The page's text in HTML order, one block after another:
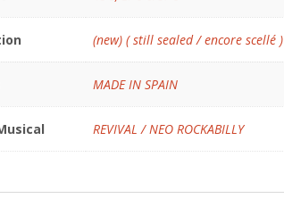
(new) ( still sealed / encore scellé )
MADE IN SPAIN
REVIVAL / NEO ROCKABILLY